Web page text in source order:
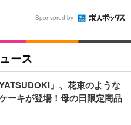
Sponsored by
ース
」、花束のような
ーキが登場！母の日限定商品